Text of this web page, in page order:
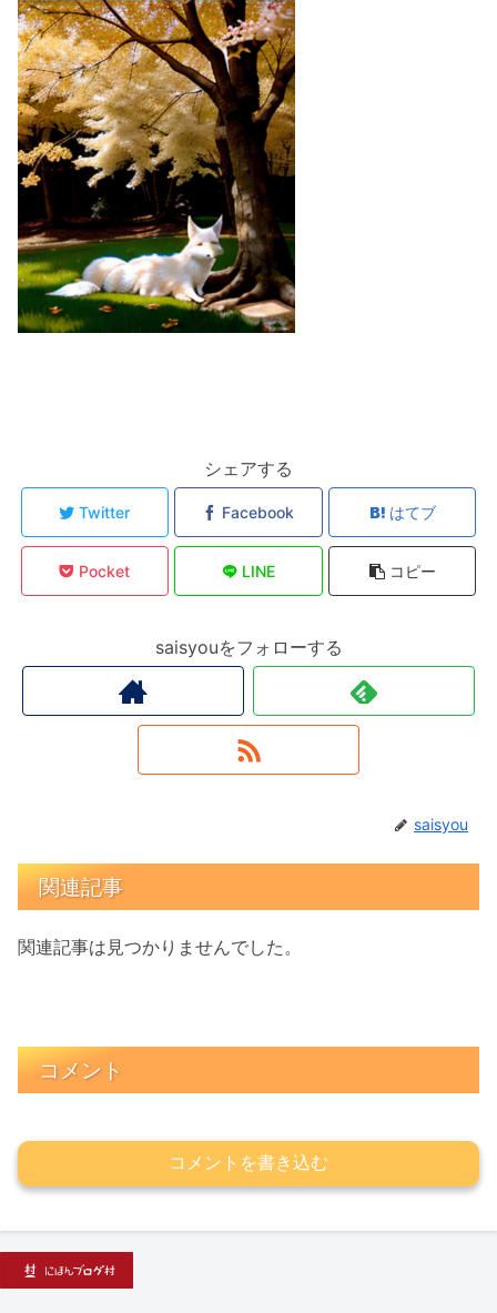
シェアする
Twitter Facebook はてブ
Pocket LINE コピー
saisyouをフォローする
saisyou
関連記事
関連記事は見つかりませんでした。
コメント
コメントを書き込む